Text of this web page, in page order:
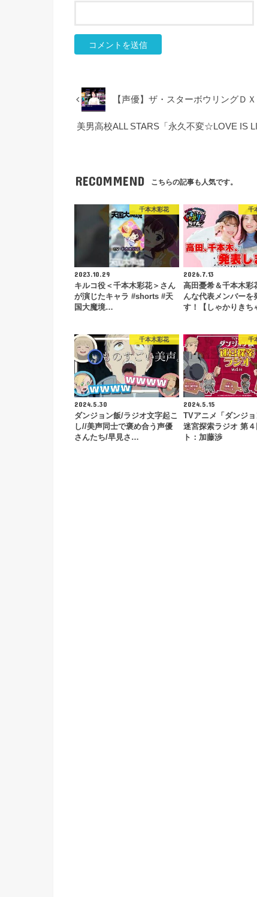
【声優】ザ・スターボウリングＤ
美男高校ALL STARS「永久不変☆LOVE IS
RECOMMEND こちらの記事も人気です。
千本木彩花
2023.10.29
キルコ役＜千本木彩花＞さん
が演じたキャラ #shorts #天
国大魔境…
千
2026.7.13
高田憂希＆千本木彩
んな代表メンバーを
す！【しゃかりき
千本木彩花
2024.5.30
ダンジョン飯/ラジオ文字起こ
し//美声同士で褒め合う声優
さんたち/早見さ…
千
2024.5.15
TVアニメ「ダンジョ
迷宮探索ラジオ 第
ト：加藤渉